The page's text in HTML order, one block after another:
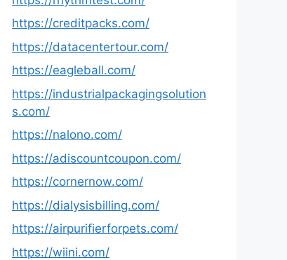
https://creditpacks.com/
https://datacentertour.com/
https://eagleball.com/
https://industrialpackagingsolution
s.com/
https://nalono.com/
https://adiscountcoupon.com/
https://cornernow.com/
https://dialysisbilling.com/
https://airpurifierforpets.com/
https://wiini.com/